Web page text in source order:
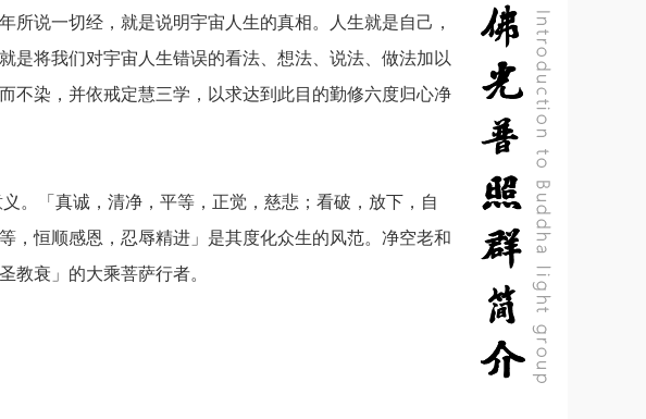
说一切经，就是说明宇宙人生的真相。人生就是自己，
是将我们对宇宙人生错误的看法、想法、说法、做法加以
不染，并依戒定慧三学，以求达到此目的勤修六度归心净
。「真诚，清净，平等，正觉，慈悲；看破，放下，自
，恒顺感恩，忍辱精进」是其度化众生的风范。净空老和
衰」的大乘菩萨行者。